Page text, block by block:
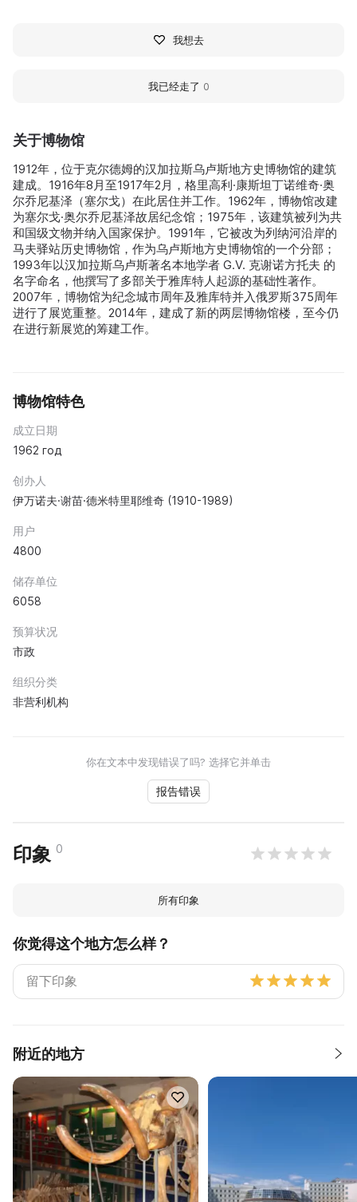
关于博物馆
1912年，位于克尔德姆的汉加拉斯乌卢斯地方史博物馆的建筑
建成。1916年8月至1917年2月，格里高利·康斯坦丁诺维奇·奥
尔乔尼基泽（塞尔戈）在此居住并工作。1962年，博物馆改建
为塞尔戈·奥尔乔尼基泽故居纪念馆；1975年，该建筑被列为共
和国级文物并纳入国家保护。1991年，它被改为列纳河沿岸的
马夫驿站历史博物馆，作为乌卢斯地方史博物馆的一个分部；
1993年以汉加拉斯乌卢斯著名本地学者 G.V. 克谢诺方托夫 的
名字命名，他撰写了多部关于雅库特人起源的基础性著作。
2007年，博物馆为纪念城市周年及雅库特并入俄罗斯375周年
进行了展览重整。2014年，建成了新的两层博物馆楼，至今仍
在进行新展览的筹建工作。
博物馆特色
成立日期
1962 год
创办人
伊万诺夫·谢苗·德米特里耶维奇 (1910-1989)
用户
4800
储存单位
6058
预算状况
市政
组织分类
非营利机构
你在文本中发现错误了吗? 选择它并单击
报告错误
印象 0
所有印象
你觉得这个地方怎么样？
附近的地方
我想去
我已经走了 0